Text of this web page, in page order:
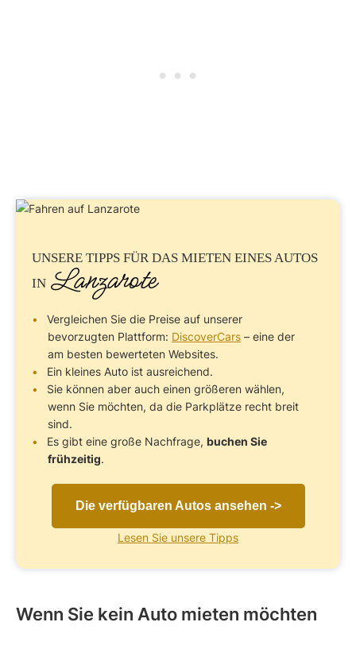
UNSERE TIPPS FÜR DAS MIETEN EINESAUTOS
IN Lanzarote
Vergleichen Sie die Preise auf unserer
bevorzugten Plattform: DiscoverCars – eine der
am besten bewerteten Websites.
Ein kleines Auto ist ausreichend.
Sie können aber auch einen größeren wählen,
wenn Sie möchten, da die Parkplätze recht breit
sind.
Es gibt eine große Nachfrage, buchen Sie
frühzeitig.
Die verfügbaren Autos ansehen ->
Lesen Sie unsere Tipps
Wenn Sie kein Auto mieten möchten